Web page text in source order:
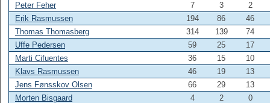
Peter Feher
7 3
2
Erik Rasmussen
194 86
46
Thomas Thomasberg
314 139
74
Uffe Pedersen
59 25
17
Marti Cifuentes
36 15
10
Klavs Rasmussen
46 19
13
Jens Fønsskov Olsen
66 29
13
Morten Bisgaard
4 2
0